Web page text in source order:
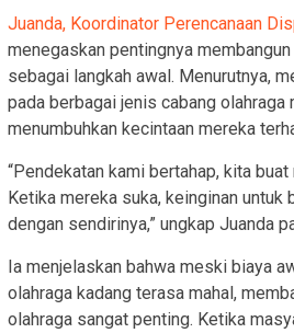
Juanda, Koordinator Perencanaan
menegaskan pentingnya
sebagai langkah awal. Menurutnya,
pada berbagai jenis cabang olahraga
menumbuhkan kecintaan mereka
“Pendekatan kami bertahap, kita
Ketika mereka suka, keinginan untuk
dengan sendirinya,” ungkap Juanda
Ia menjelaskan bahwa meski biaya
olahraga kadang terasa mahal,
olahraga sangat penting. Ketika